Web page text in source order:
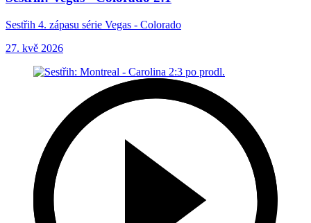
Sestřih 4. zápasu série Vegas - Colorado
27. kvě 2026